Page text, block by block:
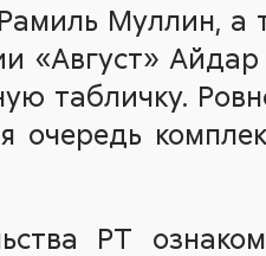
Муллин, а
«Август»
табличку.
очередь
РТ